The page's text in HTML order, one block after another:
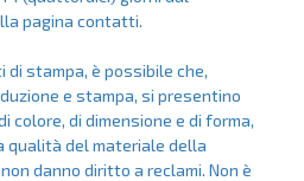
pagina contatti.
stampa, è possibile che,
e stampa, si presentino
colore, di dimensione e di forma,
qualità del materiale della
danno diritto a reclami. Non è